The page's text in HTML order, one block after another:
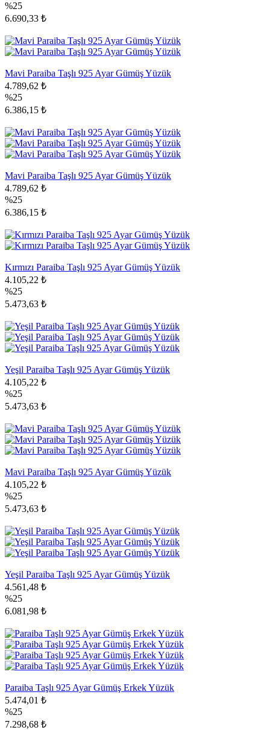
%25
6.690,33 ₺
Mavi Paraiba Taşlı 925 Ayar Gümüş Yüzük
4.789,62 ₺
%25
6.386,15 ₺
Mavi Paraiba Taşlı 925 Ayar Gümüş Yüzük
4.789,62 ₺
%25
6.386,15 ₺
Kırmızı Paraiba Taşlı 925 Ayar Gümüş Yüzük
4.105,22 ₺
%25
5.473,63 ₺
Yeşil Paraiba Taşlı 925 Ayar Gümüş Yüzük
4.105,22 ₺
%25
5.473,63 ₺
Mavi Paraiba Taşlı 925 Ayar Gümüş Yüzük
4.105,22 ₺
%25
5.473,63 ₺
Yeşil Paraiba Taşlı 925 Ayar Gümüş Yüzük
4.561,48 ₺
%25
6.081,98 ₺
Paraiba Taşlı 925 Ayar Gümüş Erkek Yüzük
5.474,01 ₺
%25
7.298,68 ₺